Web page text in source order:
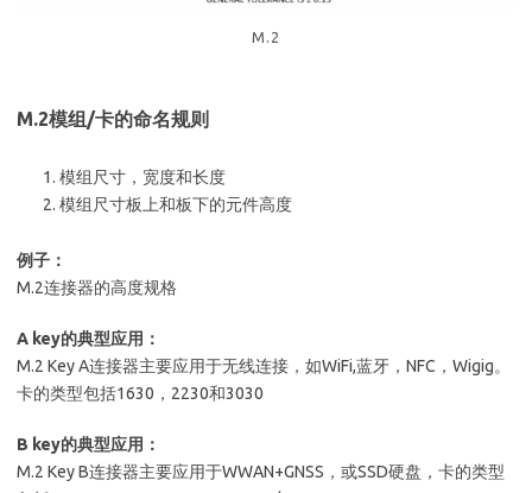
M.2
M.2模组/卡的命名规则
模组尺寸，宽度和长度
模组尺寸板上和板下的元件高度
例子：
M.2连接器的高度规格
A key的典型应用：
M.2 Key A连接器主要应用于无线连接，如WiFi,蓝牙，NFC，Wigig。
卡的类型包括1630，2230和3030
B key的典型应用：
M.2 Key B连接器主要应用于WWAN+GNSS，或SSD硬盘，卡的类型